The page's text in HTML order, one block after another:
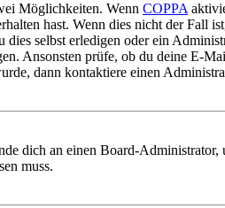
Möglichkeiten. Wenn COPPA
hast. Wenn dies nicht der Fall
selbst erledigen oder ein
Ansonsten prüfe, ob du deine E-
dann kontaktiere einen
dich an einen Board-Administrator,
muss.